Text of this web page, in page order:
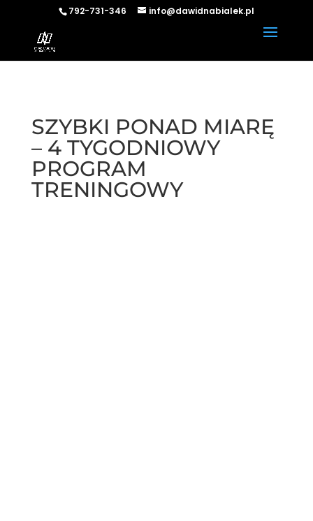
792-731-346 info@dawidnabialek.pl
SZYBKI PONAD MIARĘ
– 4 TYGODNIOWY
PROGRAM
TRENINGOWY